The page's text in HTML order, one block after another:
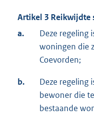
Artikel 3 Reikwijdte
a.
Deze regeling
woningen die
Coevorden;
b.
Deze regeling
bewoner die
bestaande